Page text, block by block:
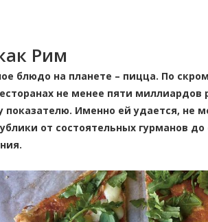
Рим
блюдо на планете – пицца. По
не менее пяти миллиардов
показателю. Именно ей удается, не
от состоятельных гурманов